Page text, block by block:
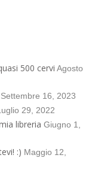
500 cervi Agosto
Settembre 16, 2023
29, 2022
libreria Giugno 1,
:) Maggio 12,